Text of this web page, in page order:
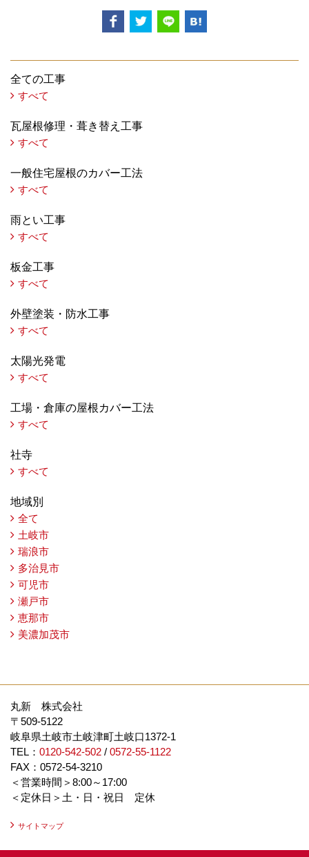
全ての工事
すべて
瓦屋根修理・葺き替え工事
すべて
一般住宅屋根のカバー工法
すべて
雨とい工事
すべて
板金工事
すべて
外壁塗装・防水工事
すべて
太陽光発電
すべて
工場・倉庫の屋根カバー工法
すべて
社寺
すべて
地域別
全て
土岐市
瑞浪市
多治見市
可児市
瀬戸市
恵那市
美濃加茂市
丸新 株式会社
〒509-5122
岐阜県土岐市土岐津町土岐口1372-1
TEL： 0120-542-502 / 0572-55-1122
FAX：0572-54-3210
＜営業時間＞8:00～17:00
＜定休日＞土・日・祝日 定休
サイトマップ